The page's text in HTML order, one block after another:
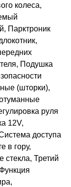
колеса,
Парктроник
Подушка
(шторки),
руля
12V,
доступа
в гору,
стекла, Третий